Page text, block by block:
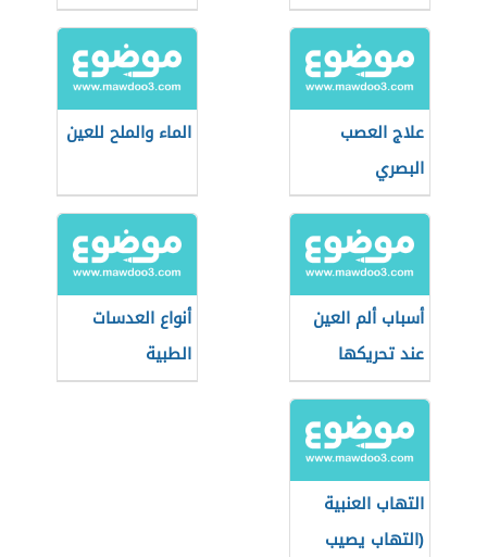
علاج العصب
البصري
الماء والملح للعين
أسباب ألم العين
عند تحريكها
أنواع العدسات
الطبية
واستخداماتها
التهاب العنبية
(التهاب يصيب